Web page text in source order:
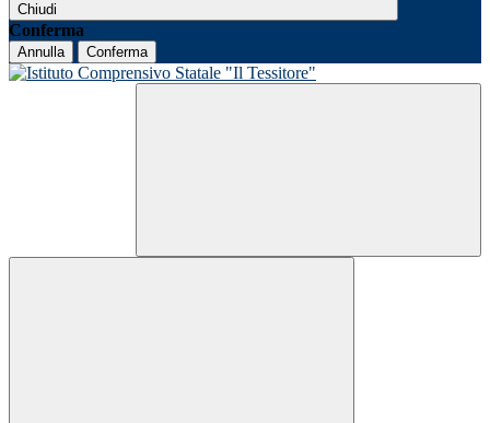
Chiudi
Conferma
Annulla Conferma